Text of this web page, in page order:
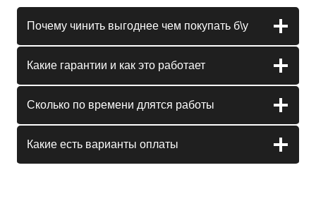
Почему чинить выгоднее чем покупать б\у
Какие гарантии и как это работает
Сколько по времени длятся работы
Какие есть варианты оплаты